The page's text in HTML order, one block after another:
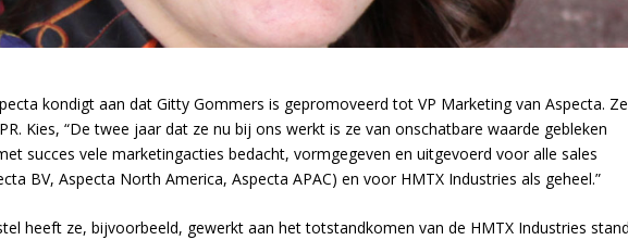
kondigt aan dat Gitty Gommers is gepromoveerd tot VP Marketing van Aspecta. Ze
Kies, “De twee jaar dat ze nu bij ons werkt is ze van onschatbare waarde gebleken
succes vele marketingacties bedacht, vormgegeven en uitgevoerd voor alle sales
BV, Aspecta North America, Aspecta APAC) en voor HMTX Industries als geheel.”
heeft ze, bijvoorbeeld, gewerkt aan het totstandkomen van de HMTX Industries